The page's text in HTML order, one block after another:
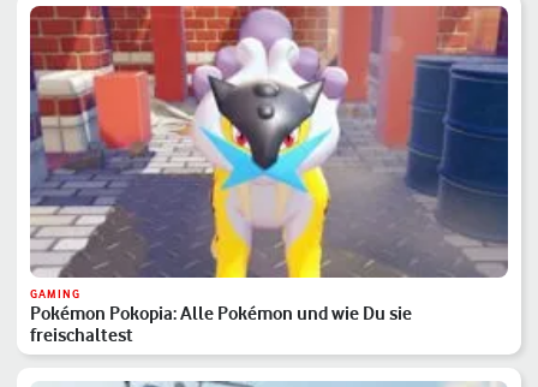
GAMING
Pokémon Pokopia: Alle Pokémon und wie Du sie
freischaltest